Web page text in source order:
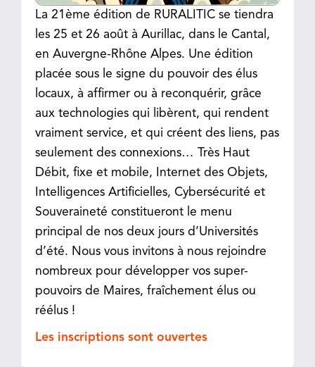
La 21ème édition de RURALITIC se tiendra
les 25 et 26 août à Aurillac, dans le Cantal,
en Auvergne-Rhône Alpes. Une édition
placée sous le signe du pouvoir des élus
locaux, à affirmer ou à reconquérir, grâce
aux technologies qui libèrent, qui rendent
vraiment service, et qui créent des liens, pas
seulement des connexions… Très Haut
Débit, fixe et mobile, Internet des Objets,
Intelligences Artificielles, Cybersécurité et
Souveraineté constitueront le menu
principal de nos deux jours d’Universités
d’été. Nous vous invitons à nous rejoindre
nombreux pour développer vos super-
pouvoirs de Maires, fraîchement élus ou
réélus !
Les inscriptions sont ouvertes